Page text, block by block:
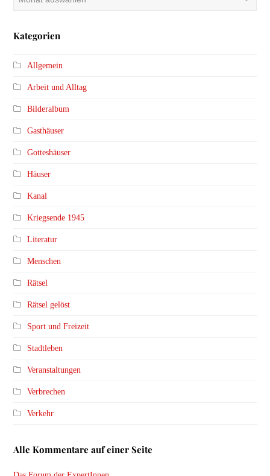
Kategorien
Allgemein
Arbeit und Alltag
Bilderalbum
Gasthäuser
Gotteshäuser
Häuser
Kanal
Kriegsende 1945
Literatur
Menschen
Rätsel
Rätsel gelöst
Sport und Freizeit
Stadtleben
Veranstaltungen
Verbrechen
Verkehr
Alle Kommentare auf einer Seite